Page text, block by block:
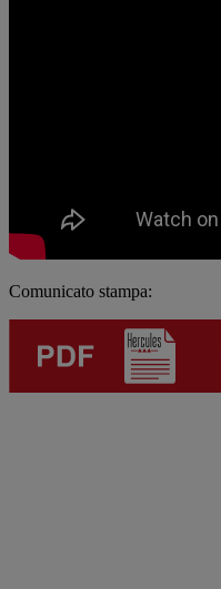
Comunicato stampa: